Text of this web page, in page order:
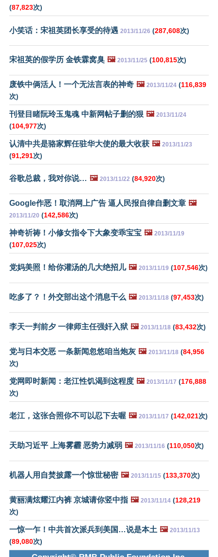
(87,823次)
小笑话：宋祖英团长享受的待遇 2013/11/26 (287,608次)
宋祖英的假学历 金铁霖窝臭 🖼️ 2013/11/25 (100,815次)
废铁中俩活人！一个无法言表的神奇 🖼️ 2013/11/24 (116,839
次)
刊登目睹阮玲玉鬼魂 中新网帖子删的狠 🖼️ 2013/11/24
(104,977次)
认清中共是骆家辉任驻华大使的最大收获 🖼️ 2013/11/23
(91,291次)
谷歌总裁，我对你说… 🖼️ 2013/11/22 (84,920次)
Google作恶！取消网上广告 逼人民报自律自删文章 🖼️
2013/11/20 (142,586次)
神奇祈祷！小修女指令下大象变乖宝宝 🖼️ 2013/11/19
(107,025次)
党妈美照！给你灌汤的几大绝招儿 🖼️ 2013/11/19 (107,546次)
吃多了？！外交部出这个消息干么 🖼️ 2013/11/18 (97,453次)
李天一判前夕 一律师主任强奸入狱 🖼️ 2013/11/18 (83,432次)
党与日本交恶 一条新闻忽悠咱当炮灰 🖼️ 2013/11/18 (84,956
次)
党网即时新闻：老江性饥渴到这程度 🖼️ 2013/11/17 (176,888
次)
老江，这张合照你不可以忍下去喔 🖼️ 2013/11/17 (142,021次)
天助习近平 上海雾霾 恶势力减弱 🖼️ 2013/11/16 (110,050次)
机器人用自焚披露一个惊世秘密 🖼️ 2013/11/15 (133,370次)
黄丽满炫耀江内裤 京城请你竖中指 🖼️ 2013/11/14 (128,219
次)
一惊一乍！中共首次派兵到美国…说是本土 🖼️ 2013/11/13
(89,080次)